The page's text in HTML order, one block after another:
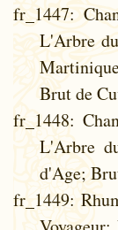
fr_1447:
L'Arbre
Brut de
fr_1448:
L'Arbre
d'Age;
fr_1449: